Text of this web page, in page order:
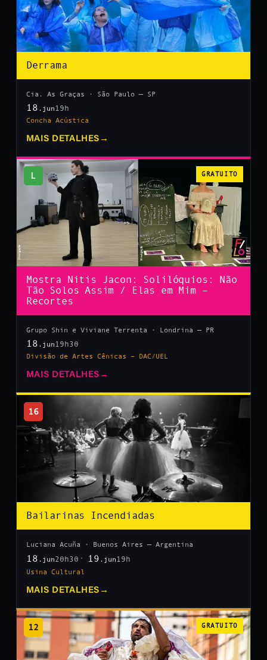
Derrama
Cia. As Graças · São Paulo — SP
18 .jun 19h
Concha Acústica
MAIS DETALHES →
L GRATUITO
Mostra Nitis Jacon: Solilóquios: Não
Tão Solos Assim / Elas em Mim –
Recortes
Grupo Shin e Viviane Terrenta · Londrina — PR
18 .jun 19h30
Divisão de Artes Cênicas – DAC/UEL
MAIS DETALHES →
16
Bailarinas Incendiadas
Luciana Acuña · Buenos Aires — Argentina
18 .jun20h30 19 .jun 19h
Usina Cultural
MAIS DETALHES →
12 GRATUITO